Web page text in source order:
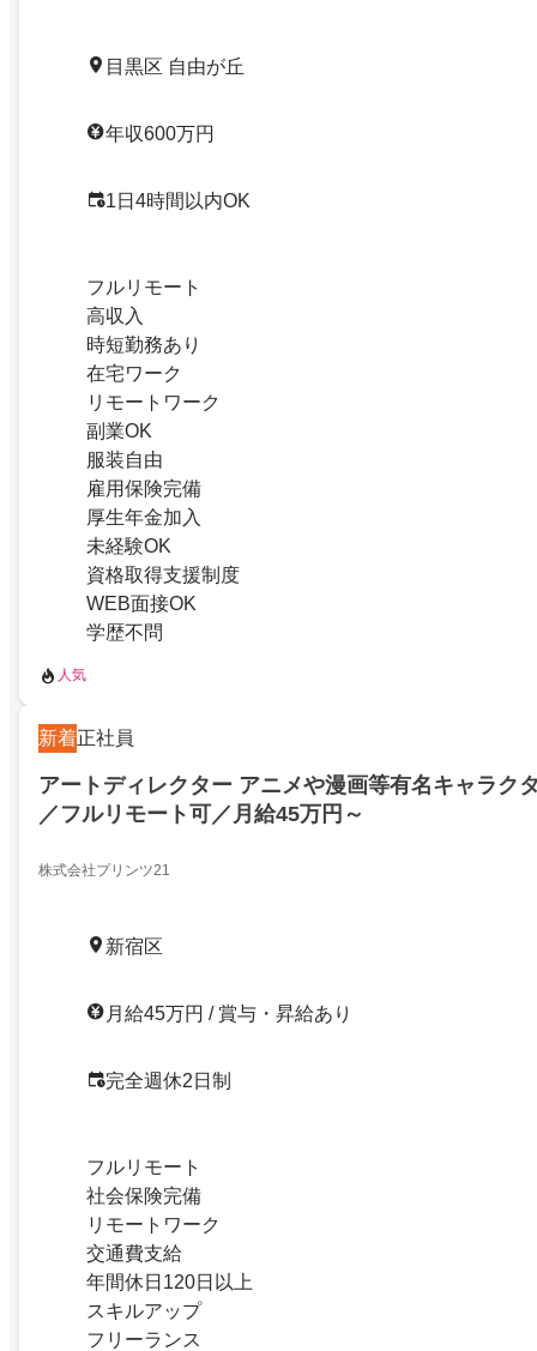
目黒区 自由が丘
年収600万円
1日4時間以内OK
フルリモート
高収入
時短勤務あり
在宅ワーク
リモートワーク
副業OK
服装自由
雇用保険完備
厚生年金加入
未経験OK
資格取得支援制度
WEB面接OK
学歴不問
人気
新着正社員
アートディレクター アニメや漫画等有名キャラク
／フルリモート可／月給45万円～
株式会社プリンツ21
新宿区
月給45万円 / 賞与・昇給あり
完全週休2日制
フルリモート
社会保険完備
リモートワーク
交通費支給
年間休日120日以上
スキルアップ
フリーランス